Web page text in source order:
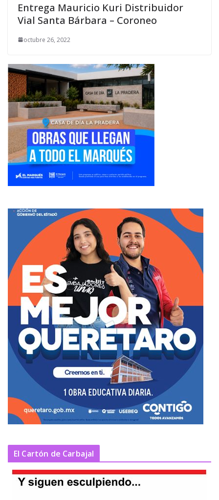
Entrega Mauricio Kuri Distribuidor
Vial Santa Bárbara – Coroneo
octubre 26, 2022
El Cartón de Carbajal